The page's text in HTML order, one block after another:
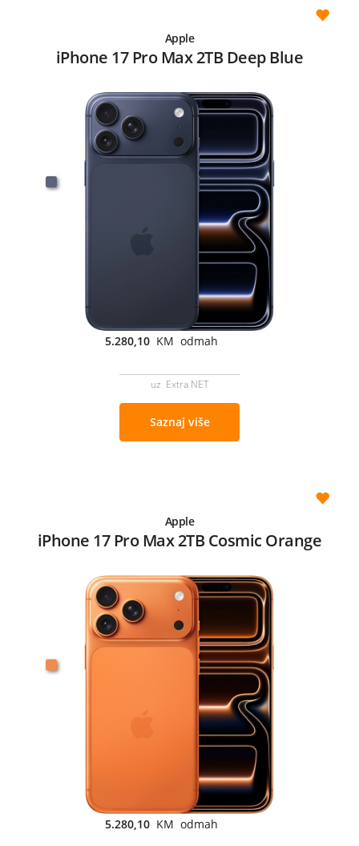
Apple
iPhone 17 Pro Max 2TB Deep Blue
5.280,10 KM odmah
uz Extra NET
Saznaj više
Apple
iPhone 17 Pro Max 2TB Cosmic Orange
5.280,10 KM odmah